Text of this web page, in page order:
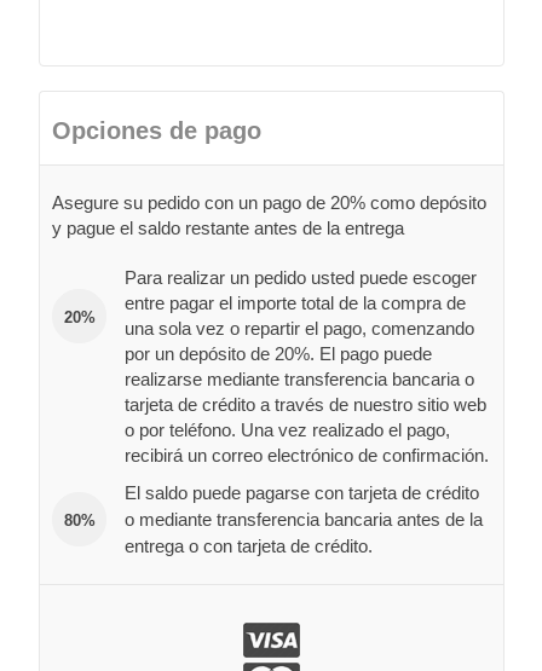
Opciones de pago
Asegure su pedido con un pago de 20% como depósito
y pague el saldo restante antes de la entrega
20%
Para realizar un pedido usted puede escoger
entre pagar el importe total de la compra de
una sola vez o repartir el pago, comenzando
por un depósito de 20%. El pago puede
realizarse mediante transferencia bancaria o
tarjeta de crédito a través de nuestro sitio web
o por teléfono. Una vez realizado el pago,
recibirá un correo electrónico de confirmación.
80%
El saldo puede pagarse con tarjeta de crédito
o mediante transferencia bancaria antes de la
entrega o con tarjeta de crédito.